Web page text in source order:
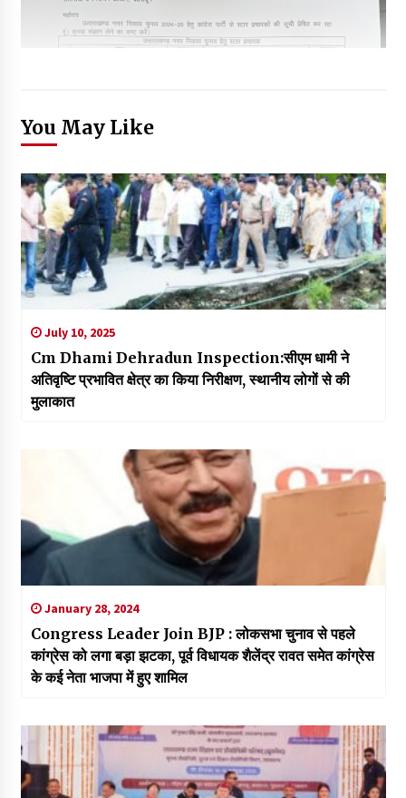
You May Like
July 10, 2025
Cm Dhami Dehradun Inspection:सीएम धामी ने
अतिवृष्टि प्रभावित क्षेत्र का किया निरीक्षण, स्थानीय लोगों से की
मुलाकात
January 28, 2024
Congress Leader Join BJP : लोकसभा चुनाव से पहले
कांग्रेस को लगा बड़ा झटका, पूर्व विधायक शैलेंद्र रावत समेत कांग्रेस
के कई नेता भाजपा में हुए शामिल